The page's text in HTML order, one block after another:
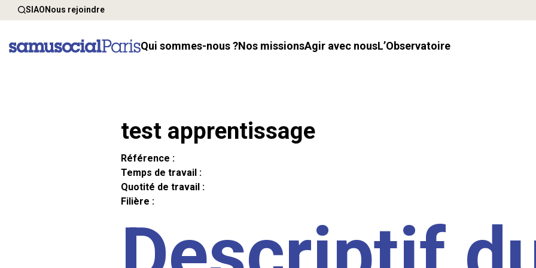
SIAONous rejoindre
Qui sommes-nous ? Nos missions Agir avec nous l’Observatoire
test apprentissage
Référence :
Temps de travail :
Quotité de travail :
Filière :